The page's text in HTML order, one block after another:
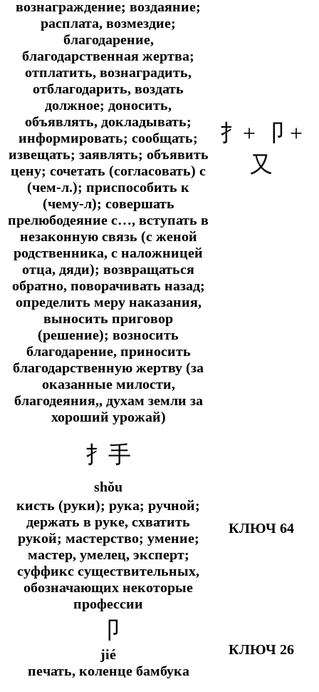
вознаграждение; воздаяние;
расплата, возмездие;
благодарение,
благодарственная жертва;
отплатить, вознаградить,
отблагодарить, воздать
должное; доносить,
объявлять, докладывать;
информировать; сообщать;
извещать; заявлять; объявить
цену; сочетать (согласовать) с
(чем-л.); приспособить к
(чему-л); совершать
прелюбодеяние с…, вступать в
незаконную связь (с женой
родственника, с наложницей
отца, дяди); возвращаться
обратно, поворачивать назад;
определить меру наказания,
выносить приговор
(решение); возносить
благодарение, приносить
благодарственную жертву (за
оказанные милости,
благодеяния,, духам земли за
хороший урожай)
扌+ 卩 +
又
扌手
shǒu
кисть (руки); рука; ручной;
держать в руке, схватить
рукой; мастерство; умение;
мастер, умелец, эксперт;
суффикс существительных,
обозначающих некоторые
профессии
КЛЮЧ 64
卩
jié
печать, коленце бамбука
КЛЮЧ 26